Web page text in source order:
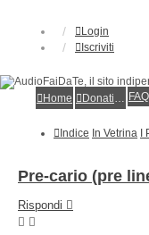
Login
Iscriviti
Home
Donations FAQ
Indice In Vetrina
Pre-cario (pre
Rispondi